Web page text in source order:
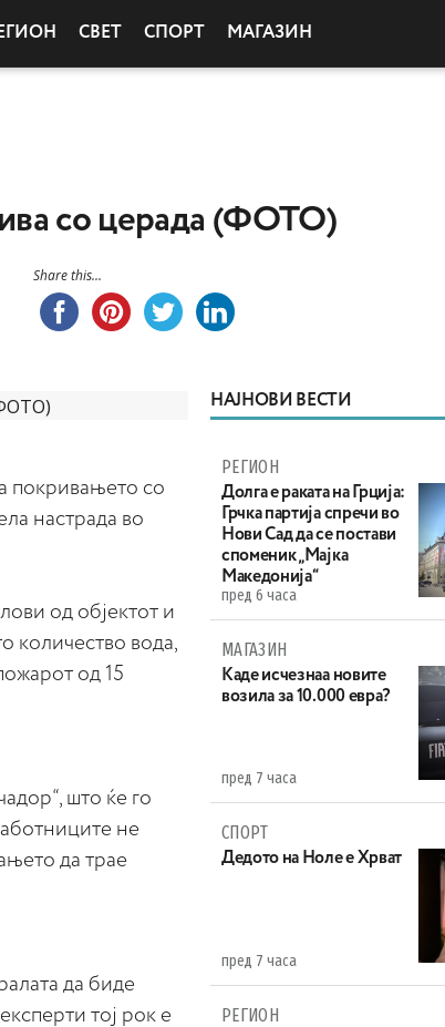
СВЕТ СПОРТ МАГАЗИН
со церада (ФОТО)
Share this...
покривањето со
настрада во
од објектот и
количество вода,
од 15
што ќе го
не
да трае
да биде
тој рок е
НАЈНОВИ ВЕСТИ
РЕГИОН
Долга е раката на Грција:
Грчка партија спречи во
Нови Сад да се постави
споменик „Мајка
Македонија“
пред 6 часа
МАГАЗИН
Каде исчезнаа новите
возила за 10.000 евра?
пред 7 часа
СПОРТ
Дедото на Ноле е Хрват
пред 7 часа
РЕГИОН